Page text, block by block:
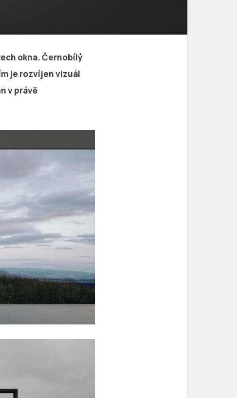
okna. Černobílý
je rozvíjen vizuál
v právě